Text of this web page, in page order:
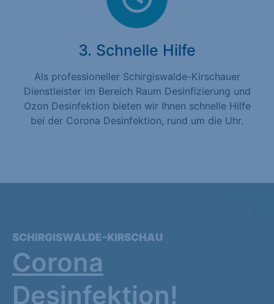
3. Schnelle Hilfe
Als professioneller Schirgiswalde-Kirschauer
Dienstleister im Bereich Raum Desinfizierung und
Ozon Desinfektion bieten wir Ihnen schnelle Hilfe
bei der Corona Desinfektion, rund um die Uhr.
SCHIRGISWALDE-KIRSCHAU
Corona
Desinfektion!